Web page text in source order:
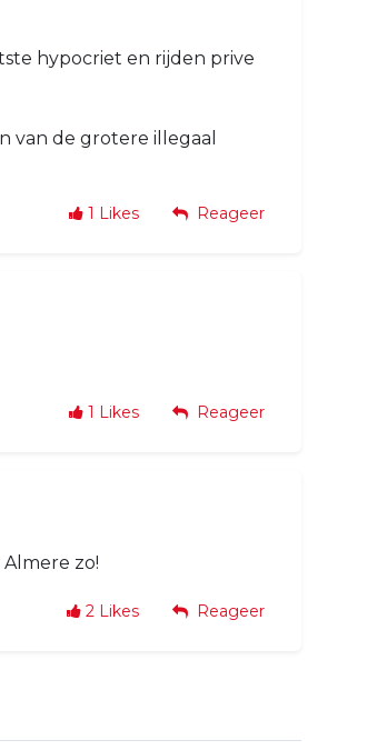
hypocriet en rijden prive
van de grotere illegaal
1 Likes Reageer
1 Likes Reageer
zo!
2 Likes Reageer